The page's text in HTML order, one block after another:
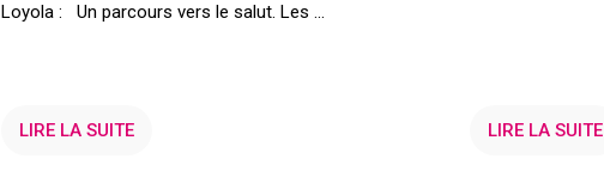
Loyola : Un parcours vers le salut. Les ...
LIRE LA SUITE LIRE LA SUITE